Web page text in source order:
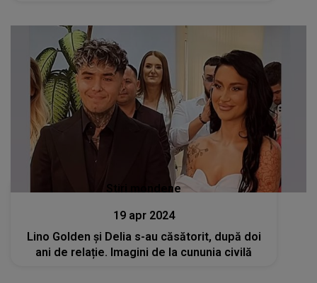
Stiri mondene
19 apr 2024
Lino Golden și Delia s-au căsătorit, după doi
ani de relație. Imagini de la cununia civilă